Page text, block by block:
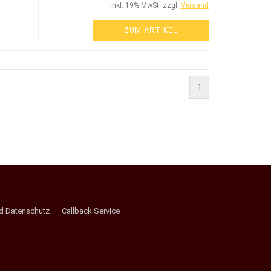
inkl. 19% MwSt. zzgl. Versand
ZUM ARTIKEL
1
Datenschutz Callback Service